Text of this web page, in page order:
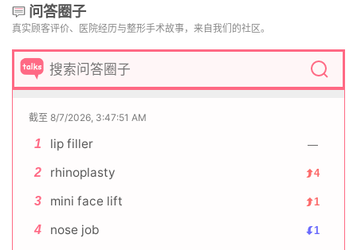
问答圈子
真实顾客评价、医院经历与整形手术故事，来自我们的社区。
截至 8/7/2026, 3:47:51 AM
1 lip filler —
2 rhinoplasty 4
3 mini face lift 1
4 nose job 1